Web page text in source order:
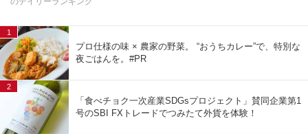
プロ仕様の味 × 農家の野菜。 “おうちカレー”で、特別な
夜ごはんを。#PR
1
「食べチョク一次産業SDGsプロジェクト」賛同企業第1
号のSBI FXトレードでつみたて外貨を体験！
2